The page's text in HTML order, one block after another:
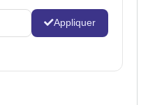
Appliquer